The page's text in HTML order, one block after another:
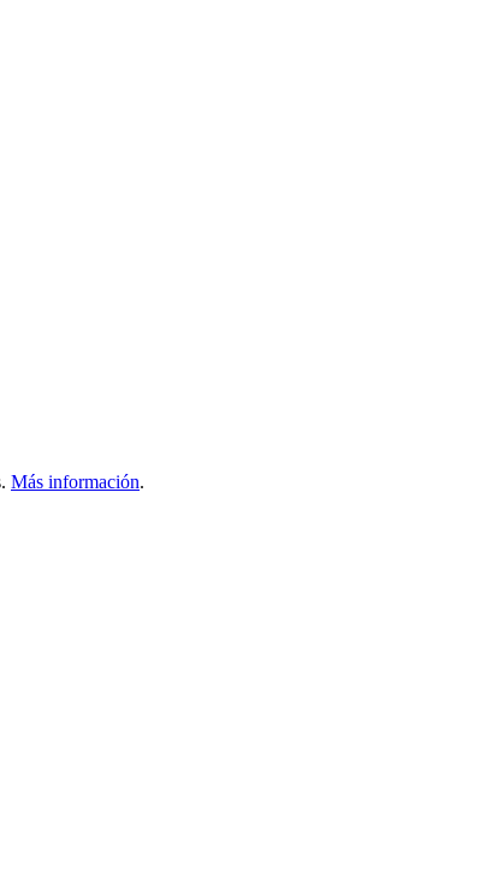
Más información.